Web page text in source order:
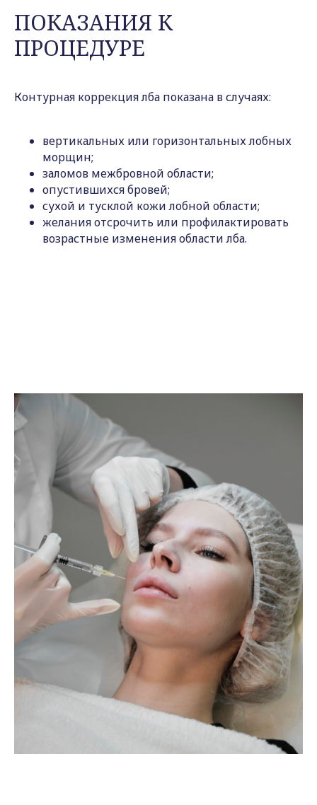
ПОКАЗАНИЯ К
ПРОЦЕДУРЕ
Контурная коррекция лба показана в случаях:
вертикальных или горизонтальных лобных
морщин;
заломов межбровной области;
опустившихся бровей;
сухой и тусклой кожи лобной области;
желания отсрочить или профилактировать
возрастные изменения области лба.